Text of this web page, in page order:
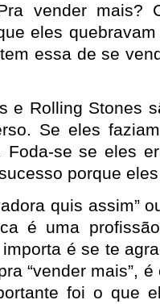
vender mais?
eles
essa de se
e Rolling Stones
Se eles
Foda-se se eles
porque
quis assim”
é uma
é se te
“vender mais”,
foi o que